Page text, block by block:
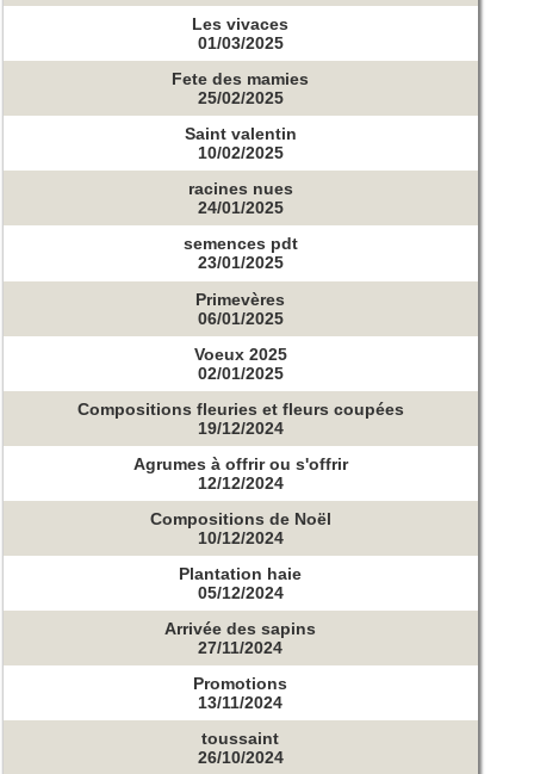
Les vivaces
01/03/2025
Fete des mamies
25/02/2025
Saint valentin
10/02/2025
racines nues
24/01/2025
semences pdt
23/01/2025
Primevères
06/01/2025
Voeux 2025
02/01/2025
Compositions fleuries et fleurs coupées
19/12/2024
Agrumes à offrir ou s'offrir
12/12/2024
Compositions de Noël
10/12/2024
Plantation haie
05/12/2024
Arrivée des sapins
27/11/2024
Promotions
13/11/2024
toussaint
26/10/2024